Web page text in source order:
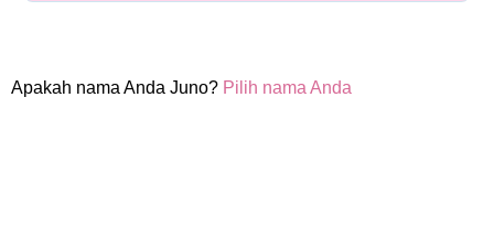
Apakah nama Anda Juno? Pilih nama Anda